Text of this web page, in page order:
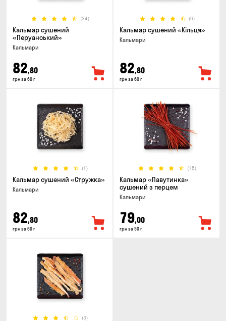
(34)
Кальмар сушений
«Перуанський»
Кальмари
82,80
грн за 60 г
(6)
Кальмар сушений «Кільця»
Кальмари
82,80
грн за 60 г
(1)
Кальмар сушений «Стружка»
Кальмари
82,80
грн за 60 г
(18)
Кальмар «Павутинка»
сушений з перцем
Кальмари
79,00
грн за 50 г
(3)